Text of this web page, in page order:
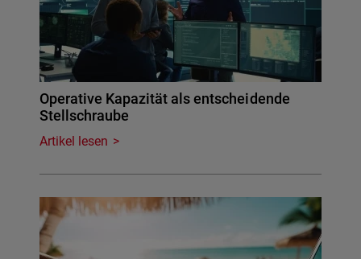
Operative Kapazität als entscheidende
Stellschraube
Artikel lesen